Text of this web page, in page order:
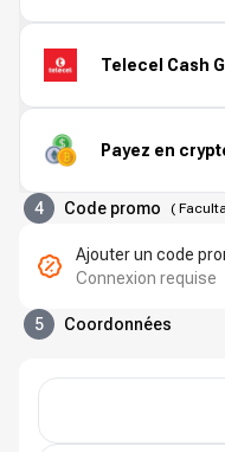
Telecel Cash
Payez en
4 Code promo (
Ajouter un code
Connexion requise
5 Coordonnées